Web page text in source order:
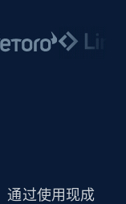
通过使用现成